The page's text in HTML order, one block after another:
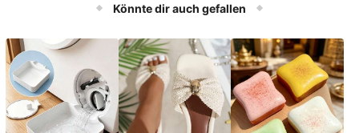
Könnte dir auch gefallen